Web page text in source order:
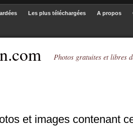
Photos gratuites et libres
Les plus téléchargées A propos
et images contenant